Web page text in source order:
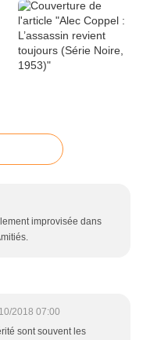
improvisée dans
2018 07:00
sont souvent les